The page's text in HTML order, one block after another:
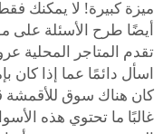
ميزة كبيرة! لا يمكنك
أيضًا طرح الأسئلة على
تقدم المتاجر المحلية
اسأل دائمًا عما إذا
كان هناك سوق للأقمشة
غالبًا ما تحتوي هذه